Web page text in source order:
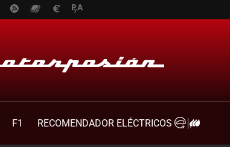
F1
RECOMENDADOR ELÉCTRICOS